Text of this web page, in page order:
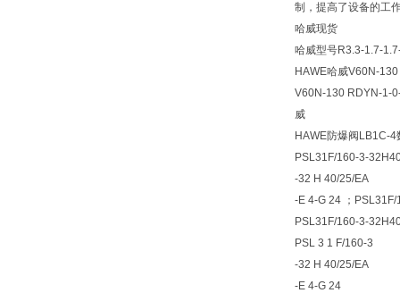
制，提高了设备的工
哈威现货
哈威型号R3.3-1.7-
HAWE哈威V60N-
V60N-130 RDYN-1-
威
HAWE防爆阀LB1C-
PSL31F/160-3-
-32 H 40/25/EA
-E 4-G 24 ；
PSL31F/160-3-
PSL 3 1 F/160-3
-32 H 40/25/EA
-E 4-G 24